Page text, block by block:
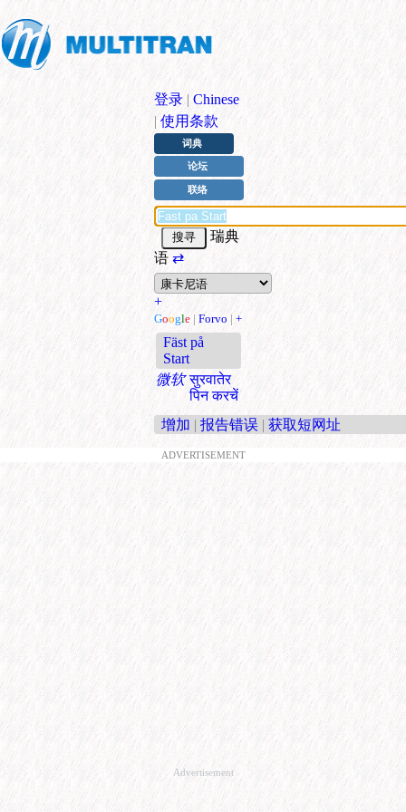
登录 | Chinese
| 使用条款
词典
论坛
联络
瑞典
语 ⇄
+
Google | Forvo | +
Fäst på
Start
微软 सुरवातेर
पिन करचें
增加 | 报告错误 | 获取短网址
ADVERTISEMENT
Advertisement